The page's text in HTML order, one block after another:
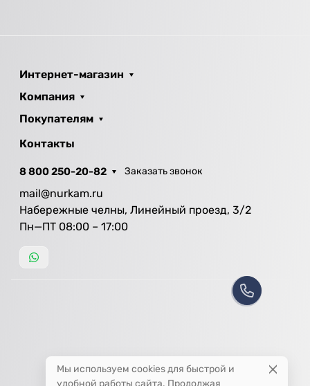
Интернет-магазин
Компания
Покупателям
Контакты
8 800 250-20-82 Заказать звонок
mail@nurkam.ru
Набережные челны, Линейный проезд, 3/2
Пн—ПТ 08:00 – 17:00
Мы используем cookies для быстрой и
удобной работы сайта. Продолжая